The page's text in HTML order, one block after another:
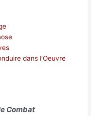
dans l’Oeuvre
Combat